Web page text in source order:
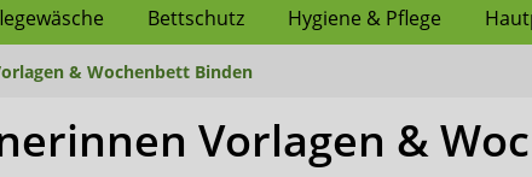
Bettschutz Hygiene & Pflege
Inkontinenz Windeln
Frauen Windelhosen für Frauen
Männer Windelhosen für Männer
grosse Kinder Inkontinenzhosen für
Pflegehemden
Einweg Inkontinenzunterlagen
Geruchsneutralisierer
Feuchtpflegetücher
Seni
& Wochenbett Binden
Vorlagen &